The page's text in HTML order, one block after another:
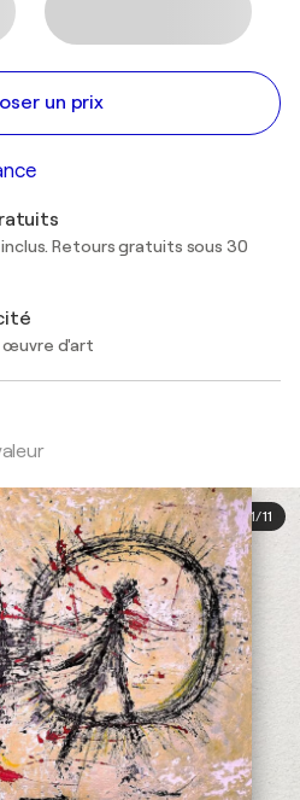
un prix
Retours gratuits sous 30
œuvre d'art
1/11